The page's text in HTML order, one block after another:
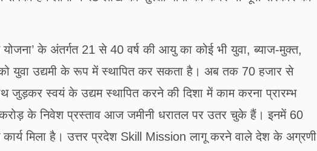
योजना’ के अंतर्गत 21 से 40 वर्ष की आयु का कोई भी युवा, ब्याज-मुक्त,
युवा उद्यमी के रूप में स्थापित कर सकता है। अब तक 70 हजार से
स्वयं के उद्यम स्थापित करने की दिशा में काम करना प्रारम्भ
के निवेश प्रस्ताव आज जमीनी धरातल पर उतर चुके हैं। इनमें 60
मिला है। उत्तर प्रदेश Skill Mission लागू करने वाले देश के अग्रणी